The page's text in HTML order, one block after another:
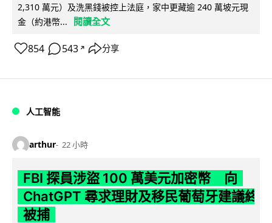
2,310 萬元）及洗黑錢被控上法庭，家中更藏逾 240 萬坡元現
金（約港幣...
閱讀全文
854 543 ↗ 分享
人工智能
arthur 22 小時
FBI 探員涉盜 100 萬美元加密幣 向
ChatGPT 尋求理財及移民葡萄牙建議終
被捕